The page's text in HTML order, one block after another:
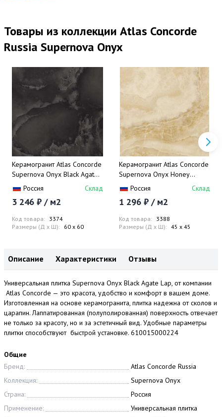
Товары из коллекции Atlas Concorde
Russia Supernova Onyx
Керамогранит Atlas Concorde
Supernova Onyx Black Agate
Rett 60х60
Россия Склад
3 246 ₽ / м2
Код товара: 3374
Размеры (Д x Ш): 60 x 60
Керамогранит Atlas Concorde
Supernova Onyx Honey
Amber 45х45
Россия Склад
1 296 ₽ / м2
Код товара: 3388
Размеры (Д x Ш): 45 x 45
Описание Характеристики Отзывы
Универсальная плитка Supernova Onyx Black Agate Lap, от компании
Atlas Concorde — это красота, удобство и комфорт в вашем доме.
Изготовленная на основе керамогранита, плитка надежна от сколов и
царапин. Лаппатированная (полуполированная) поверхность отвечает
не только за красоту, но и за эстетичный вид. Удобные параметры
плитки способствуют быстрой установке. 610015000224
Общие
Бренд:
Atlas Concorde Russia
Коллекция:
Supernova Onyx
Страна:
Россия
Применение:
Универсальная плитка